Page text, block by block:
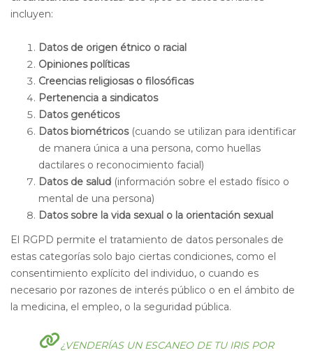
incluyen:
Datos de origen étnico o racial
Opiniones políticas
Creencias religiosas o filosóficas
Pertenencia a sindicatos
Datos genéticos
Datos biométricos(cuando se utilizan para identificar
de manera única a una persona, como huellas
dactilares o reconocimiento facial)
Datos de salud (información sobre el estado físico o
mental de una persona)
Datos sobre la vida sexual o la orientación sexual
El RGPD permite el tratamiento de datos personales de
estas categorías solo bajo ciertas condiciones, como el
consentimiento explícito del individuo, o cuando es
necesario por razones de interés público o en el ámbito de
la medicina, el empleo, o la seguridad pública.
¿VENDERÍAS UN ESCANEO DE TU IRIS POR